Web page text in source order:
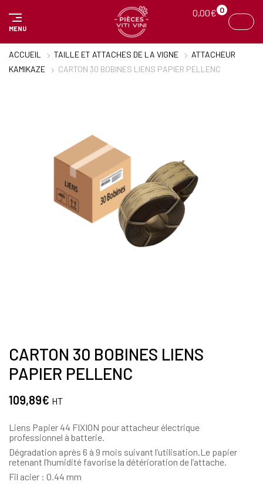
MENU
0,00€ 0
ACCUEIL TAILLE ET ATTACHES DE LA VIGNE
ATTACHEUR
KAMIKAZE
CARTON 30 BOBINES LIENS PAPIER PELLENC
CARTON 30 BOBINES LIENS
PAPIER PELLENC
109,89€ HT
Liens Papier 44 FIXION pour attacheur électrique
professionnel à batterie.
Dégradation après 6 à 9 mois suivant l’utilisation.Le papier
retenant l’humidité favorise la détérioration de l’attache.
Fil acier : 0.44 mm
Panneau de gestion des cookies